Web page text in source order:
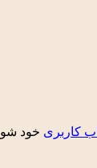
کاربری خود